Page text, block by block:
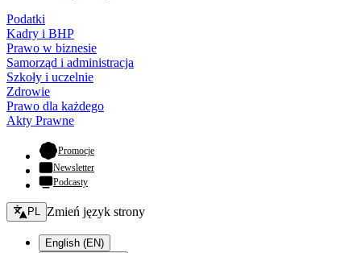
Podatki
Kadry i BHP
Prawo w biznesie
Samorząd i administracja
Szkoły i uczelnie
Zdrowie
Prawo dla każdego
Akty Prawne
Promocje- otwiera się w nowej karcie
Newsletter
Podcasty
Zmień język - bieżący:
PL Zmień język strony
English (EN)